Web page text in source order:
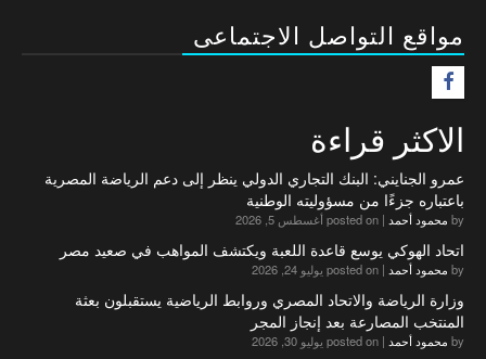
مواقع التواصل الاجتماعى
الاكثر قراءة
عمرو الجنايني: البنك التجاري الدولي ينظر إلى دعم الرياضة المصرية
باعتباره جزءًا من مسؤوليته الوطنية
by محمود أحمد | posted on أغسطس 5, 2026
اتحاد الهوكي يوسع قاعدة اللعبة ويكتشف المواهب في صعيد مصر
by محمود أحمد | posted on يوليو 24, 2026
وزارة الرياضة والاتحاد المصري وروابط الرياضية يستقبلون بعثة
المنتخب المصارعة بعد إنجاز المجر
by محمود أحمد | posted on يوليو 30, 2026